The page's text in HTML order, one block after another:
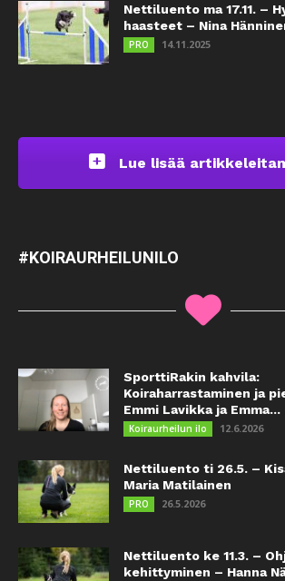
Nettiluento ma 17.11. –
haasteet – Nina
PRO 14.11.2025
Lue lisää
#KOIRAURHEILUNILO
SporttiRakin kahvila:
Koiraharrastaminen ja
Emmi Lavikka ja Emma...
Koiraurheilun ilo 12.6.2026
Nettiluento ti 26.5. –
Maria Matilainen
PRO 26.5.2026
Nettiluento ke 11.3. –
kehittyminen – Hanna